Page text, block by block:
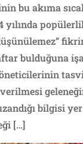
bu akıma
yılında
bulduğuna
bilgisi
[…]